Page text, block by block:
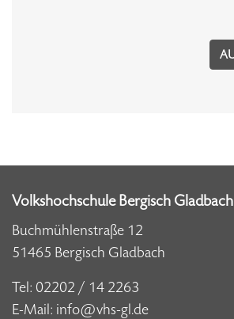
Volkshochschule Bergisch Gladbach
Buchmühlenstraße 12
51465 Bergisch Gladbach
Tel: 02202 / 14 2263
E-Mail: info@vhs-gl.de